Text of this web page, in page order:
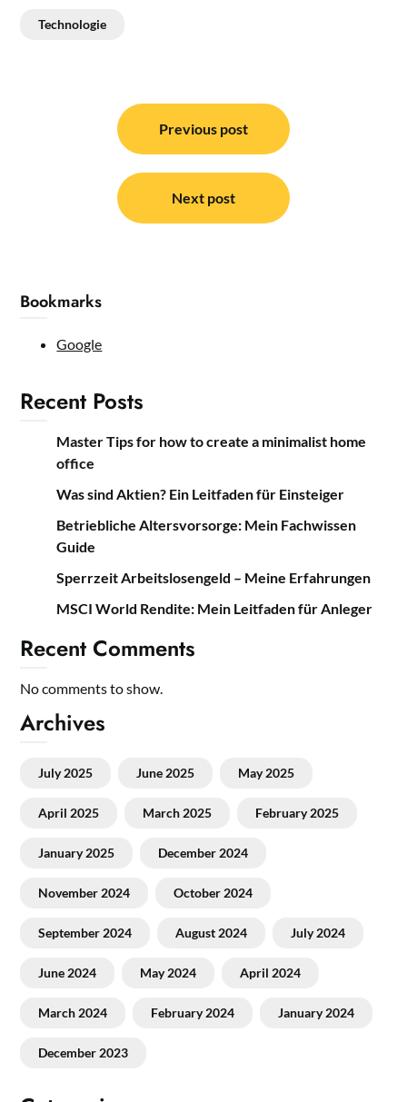
Technologie
navigation
Previous post
Next post
Bookmarks
Google
Recent Posts
Master Tips for how to create a minimalist home
office
Was sind Aktien? Ein Leitfaden für Einsteiger
Betriebliche Altersvorsorge: Mein Fachwissen
Guide
Sperrzeit Arbeitslosengeld – Meine Erfahrungen
MSCI World Rendite: Mein Leitfaden für Anleger
Recent Comments
No comments to show.
Archives
July 2025 June 2025 May 2025
April 2025 March 2025 February 2025
January 2025 December 2024
November 2024 October 2024
September 2024 August 2024 July 2024
June 2024 May 2024 April 2024
March 2024 February 2024 January 2024
December 2023